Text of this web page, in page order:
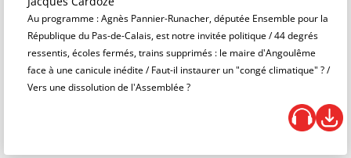
Au programme : Agnès Pannier-Runacher, députée Ensemble pour la
République du Pas-de-Calais, est notre invitée politique / 44 degrés
ressentis, écoles fermés, trains supprimés : le maire d'Angoulême
face à une canicule inédite / Faut-il instaurer un "congé climatique" ? /
Vers une dissolution de l'Assemblée ?